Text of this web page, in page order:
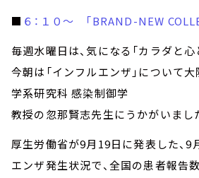
■ ６：１０～ 「BRAND-NEW
毎週水曜日は、気になる「カラダと心
今朝は「インフルエンザ」につい
学系研究科 感染制御学
教授の忽那賢志先生にうかがいまし
厚生労働省が9月19日に発表した、9
エンザ発生状況で、全国の患者報告